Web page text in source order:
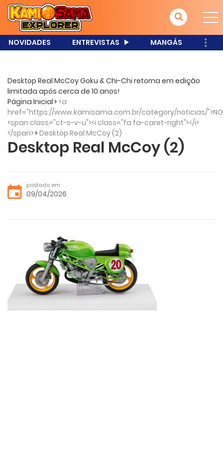
NOVIDADES ENTREVISTAS MANGÁS
Desktop Real McCoy Goku & Chi-Chi retorna em edição
limitada após cerca de 10 anos!
Página Inicial <a
href="https://www.kamisama.com.br/category/noticias/
<span class="ct-s-v-u"><i class="fa fa-caret-right"></i>
</span> Desktop Real McCoy (2)
Desktop Real McCoy (2)
postado em
09/04/2026